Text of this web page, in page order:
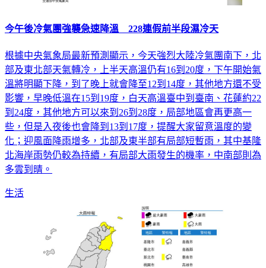
今午後冷氣團強襲急速降溫 228連假前半段濕冷天
根據中央氣象局最新預測顯示，今天強烈大陸冷氣團南下，北
部及東北部天氣轉冷，上半天高溫仍有16到20度，下午開始氣
溫將明顯下降，到了晚上就會降至12到14度，其他地方還不受
影響，早晚低溫在15到19度，白天高溫臺中到臺南、花蓮約22
到24度，其他地方可以來到26到28度，局部地區會再更高一
些，但是入夜後也會降到13到17度，提醒大家留意溫度的變
化；迎風面降雨增多，北部及東半部有局部短暫雨，其中基隆
北海岸雨勢仍較為持續，有局部大雨發生的機率，中南部則為
多雲到晴。
生活